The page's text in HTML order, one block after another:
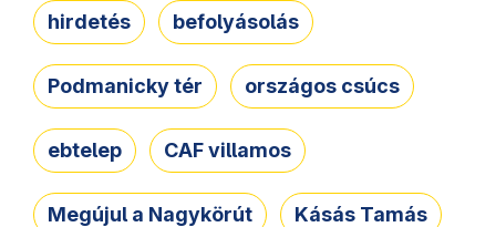
hirdetés befolyásolás
Podmanicky tér országos csúcs
ebtelep CAF villamos
Megújul a Nagykörút Kásás Tamás